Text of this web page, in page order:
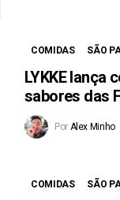
COMIDAS SÃO
LYKKE lança
sabores das
Por Alex Minho
COMIDAS SÃO